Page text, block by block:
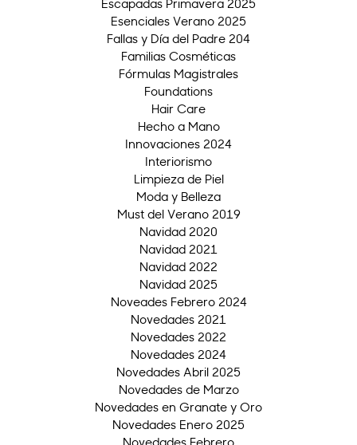
Escapadas Primavera 2025
Esenciales Verano 2025
Fallas y Día del Padre 204
Familias Cosméticas
Fórmulas Magistrales
Foundations
Hair Care
Hecho a Mano
Innovaciones 2024
Interiorismo
Limpieza de Piel
Moda y Belleza
Must del Verano 2019
Navidad 2020
Navidad 2021
Navidad 2022
Navidad 2025
Noveades Febrero 2024
Novedades 2021
Novedades 2022
Novedades 2024
Novedades Abril 2025
Novedades de Marzo
Novedades en Granate y Oro
Novedades Enero 2025